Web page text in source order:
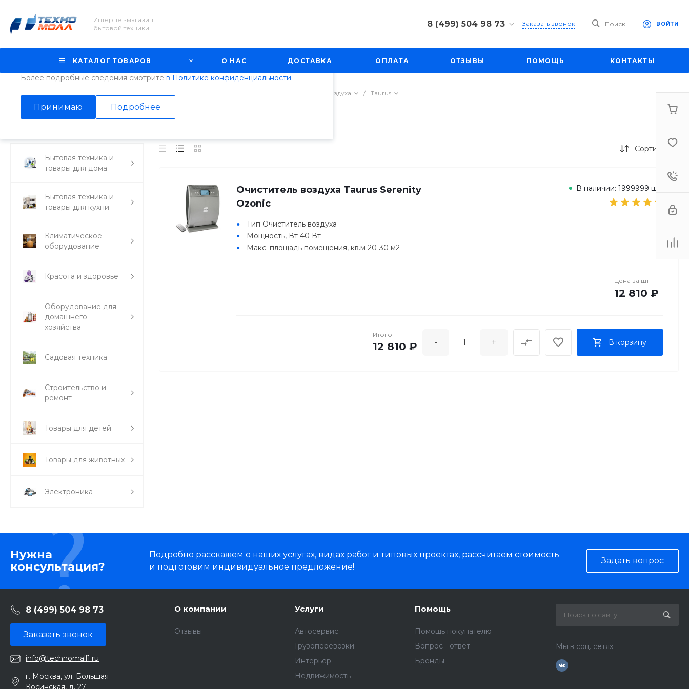
Использование файлов Cookie
Мы используем файлы cookie, разработанные нашими специалистами и
третьими лицами, для анализа событий на нашем веб-сайте. Продолжая
Более подробные сведения смотрите в Политике конфиденциальности.
Принимаю Подробнее
Интернет-магазин
бытовой техники
8 (499) 504 98 73
8 (499) 504 98 73
г. Москва, ул. Большая
Заказать звонок Поиск ВОЙТИ
КАТАЛОГ ТОВАРОВ О НАС ДОСТАВКА ОПЛАТА ОТЗЫВЫ ПОМОЩЬ КОНТАКТЫ
Увлажнители и очистители воздуха / Taurus
Taurus
Бытовая техника и
товары для дома
Бытовая техника и
товары для кухни
Климатическое
оборудование
Красота и здоровье
Оборудование для
домашнего
хозяйства
Садовая техника
Строительство и
ремонт
Товары для детей
Товары для животных
Электроника
Сортировка
Очиститель воздуха Taurus Serenity
Ozonic
В наличии: 1999999 шт.
Тип Очиститель воздуха
Мощность, Вт 40 Вт
Макс. площадь помещения, кв.м 20-30 м2
Цена за шт
12 810 ₽
Итого
12 810 ₽ - + В корзину
Нужна
консультация?
Подробно расскажем о наших услугах, видах работ и типовых проектах, рассчитаем стоимость
и подготовим индивидуальное предложение!
Задать вопрос
8 (499) 504 98 73
Заказать звонок
info@technomall1.ru
г. Москва, ул. Большая
О компании
Отзывы
Услуги
Автосервис
Грузоперевозки
Интерьер
Недвижимость
Помощь
Помощь покупателю
Вопрос - ответ
Бренды
Мы в соц. сетях